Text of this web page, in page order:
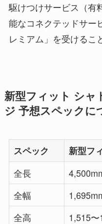
駆けつけサービス（有
能なコネクテッドサー
レミアム」を受けるこ
新型フィット シャ
ジ 予想スペックに
スペック
新型フ
全長
全幅
全高
1,515